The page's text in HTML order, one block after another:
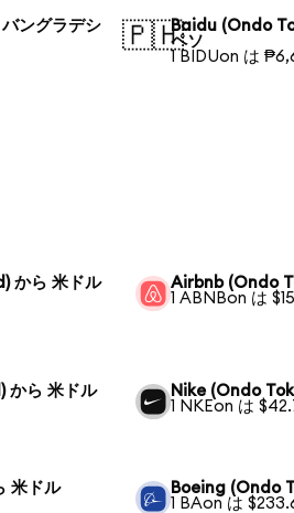
ングラデシ
🇵🇭Baidu (Ondo
ペソ
1 BIDUon は
から 米ドル
Airbnb (Ondo
1 ABNBon は
から 米ドル
Nike (Ondo
1 NKEon は
米ドル
Boeing (Ondo
1 BAon は